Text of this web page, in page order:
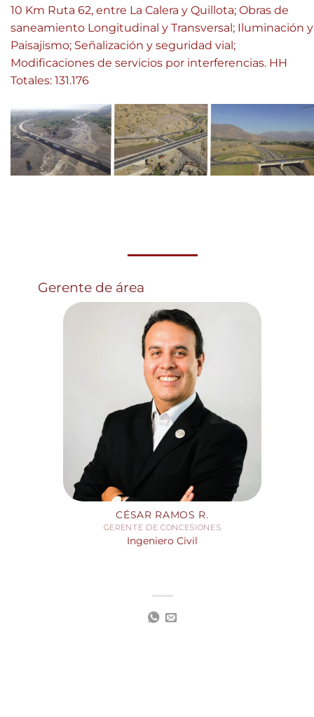
10 Km Ruta 62, entre La Calera y Quillota; Obras de
saneamiento Longitudinal y Transversal; Iluminación y
Paisajismo; Señalización y seguridad vial;
Modificaciones de servicios por interferencias. HH
Totales: 131.176
Gerente de área
CÉSAR RAMOS R.
GERENTE DE CONCESIONES
Ingeniero Civil